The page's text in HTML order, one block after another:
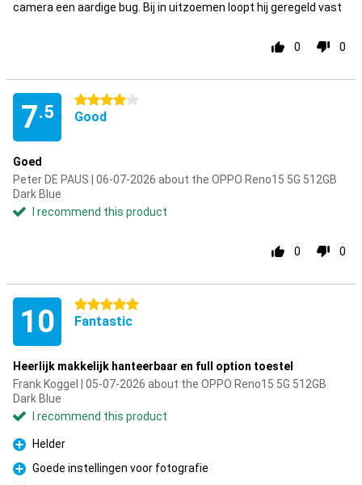
camera een aardige bug. Bij in uitzoemen loopt hij geregeld vast
0 0
7.5
4 stars
Good
Goed
Peter DE PAUS | 06-07-2026 about the OPPO Reno15 5G 512GB
Dark Blue
I recommend this product
0 0
10 5 stars
Fantastic
Heerlijk makkelijk hanteerbaar en full option toestel
Frank Koggel | 05-07-2026 about the OPPO Reno15 5G 512GB
Dark Blue
I recommend this product
Pro
Helder
Pro
Goede instellingen voor fotografie